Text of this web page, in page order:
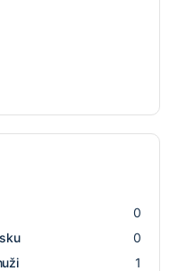
0
0
1